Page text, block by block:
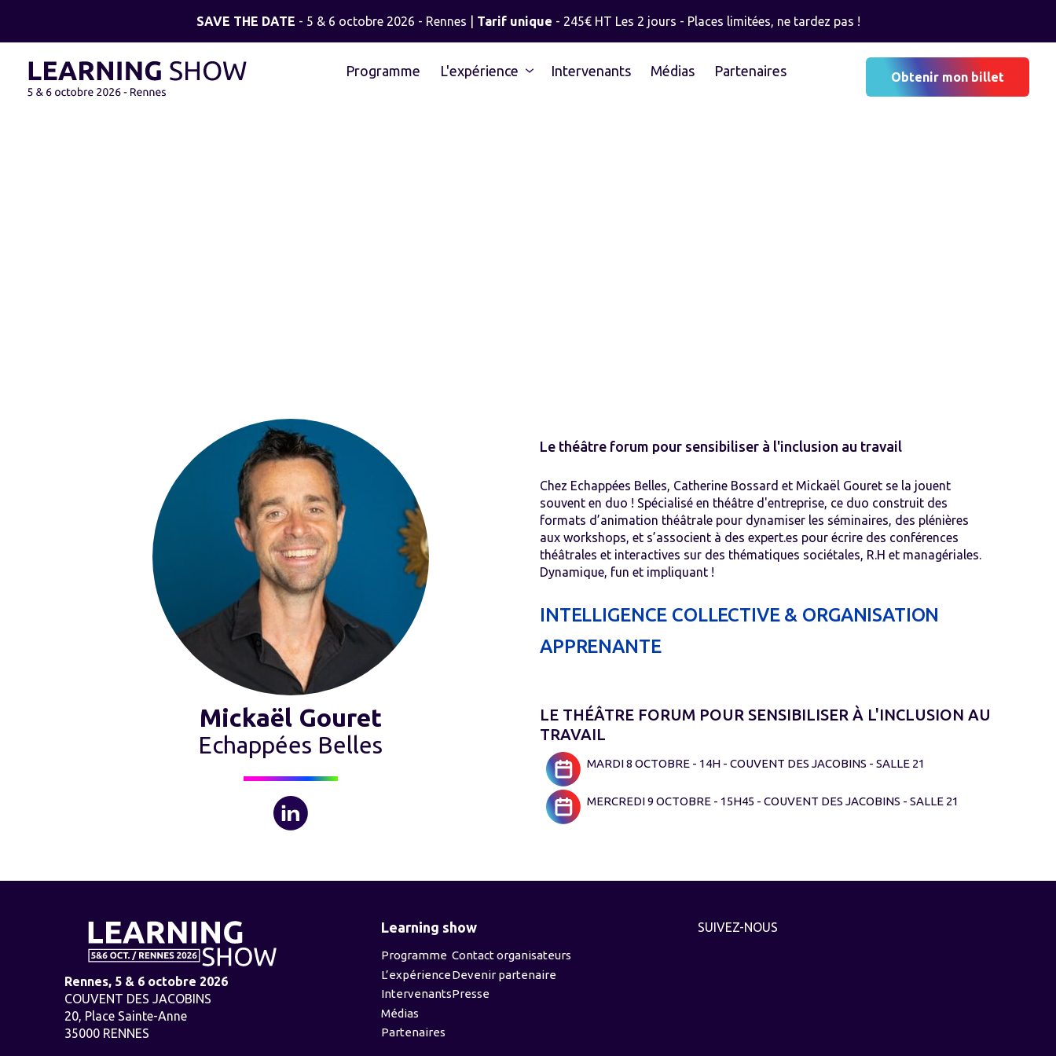
SAVE THE DATE - 5 & 6 octobre 2026 - Rennes | Tarif unique - 245€ HT Les 2 jours - Places limitées, ne tardez pas !
Programme L'expérience Intervenants Médias Partenaires Obtenir mon billet
Mickaël Gouret
Echappées Belles
Le théâtre forum pour sensibiliser à l'inclusion au travail
Chez Echappées Belles, Catherine Bossard et Mickaël Gouret se la jouent
souvent en duo ! Spécialisé en théâtre d'entreprise, ce duo construit des
formats d’animation théâtrale pour dynamiser les séminaires, des plénières
aux workshops, et s’associent à des expert.es pour écrire des conférences
théâtrales et interactives sur des thématiques sociétales, R.H et managériales.
Dynamique, fun et impliquant !
INTELLIGENCE COLLECTIVE & ORGANISATION
APPRENANTE
LE THÉÂTRE FORUM POUR SENSIBILISER À L'INCLUSION AU
TRAVAIL
MARDI 8 OCTOBRE - 14H - COUVENT DES JACOBINS - SALLE 21
MERCREDI 9 OCTOBRE - 15H45 - COUVENT DES JACOBINS - SALLE 21
Rennes, 5 & 6 octobre 2026
COUVENT DES JACOBINS
20, Place Sainte-Anne
35000 RENNES
Learning show
Programme
L’expérience
Intervenants
Médias
Partenaires
Contact organisateurs
Devenir partenaire
Presse
SUIVEZ-NOUS